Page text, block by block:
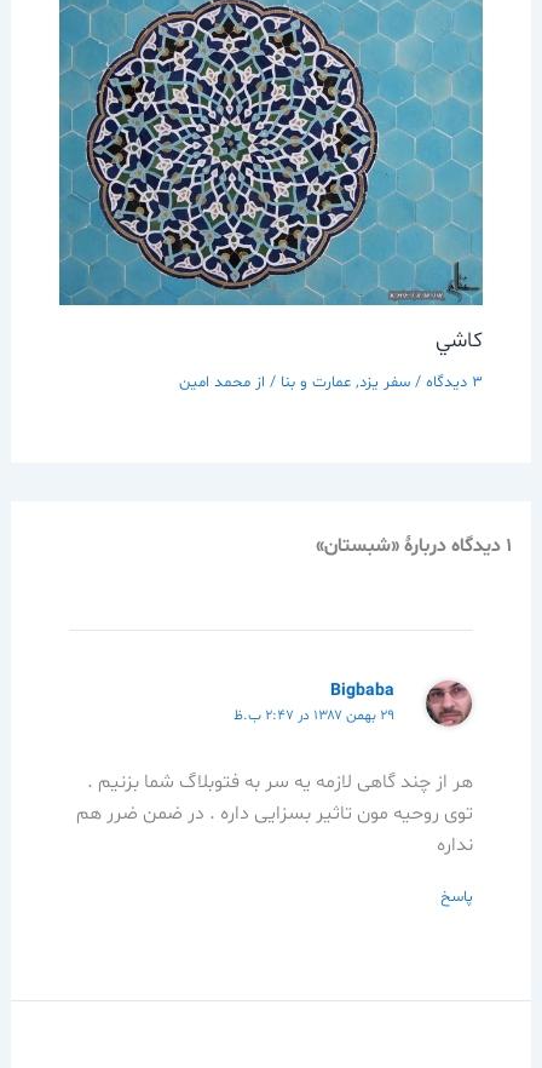
كاشي
3 دیدگاه / سفر يزد, عمارت و بنا / از محمد امین
1 دیدگاه دربارهٔ «شبستان»
Bigbaba
۲۹ بهمن ۱۳۸۷ در ۲:۴۷ ب.ظ
هر از چند گاهی لازمه یه سر به فتوبلاگ شما بزنیم .
توی روحیه مون تاثیر بسزایی داره . در ضمن ضرر هم
نداره
پاسخ